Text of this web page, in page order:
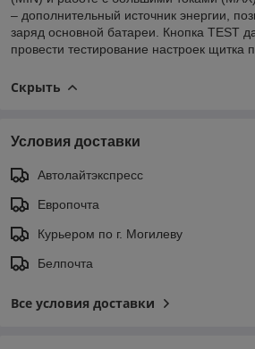
– дополнительный источник энергии,
заряд основной батареи. Кнопка TEST
провести тестирование настроек щитка
Скрыть
Условия доставки
Автолайтэкспресс
Европочта
Курьером по г. Могилеву
Белпочта
Все условия доставки